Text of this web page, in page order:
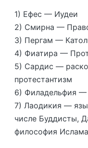
1) Ефес — Иудеи
2) Смирна —
3) Пергам —
4) Фиатира —
5) Сардис —
протестантизм
6) Филадельфия
7) Лаодикия —
числе Буддисты,
философия